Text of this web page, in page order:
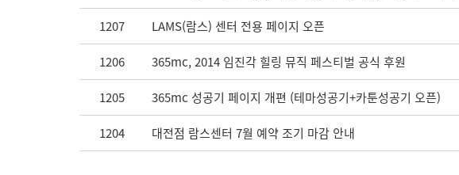
1207 LAMS(람스) 센터 전용 페이지 오픈
1206 365mc, 2014 임진각 힐링 뮤직 페스티벌 공식 후원
1205 365mc 성공기 페이지 개편 (테마성공기+카툰성공기 오픈)
1204 대전점 람스센터 7월 예약 조기 마감 안내